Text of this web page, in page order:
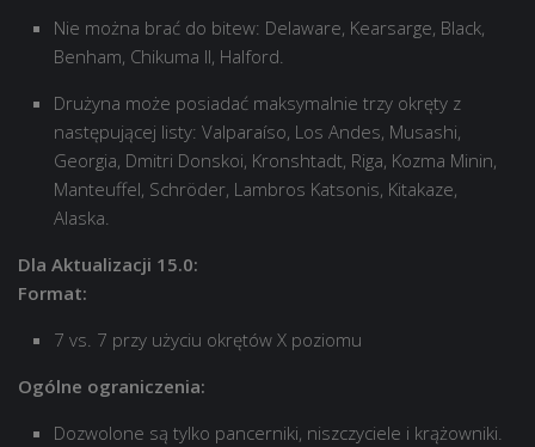
Nie można brać do bitew: Delaware, Kearsarge, Black,
Benham, Chikuma II, Halford.
Drużyna może posiadać maksymalnie trzy okręty z
następującej listy: Valparaíso, Los Andes, Musashi,
Georgia, Dmitri Donskoi, Kronshtadt, Riga, Kozma Minin,
Manteuffel, Schröder, Lambros Katsonis, Kitakaze,
Alaska.
Dla Aktualizacji 15.0:
Format:
7 vs. 7 przy użyciu okrętów X poziomu
Ogólne ograniczenia:
Dozwolone są tylko pancerniki, niszczyciele i krążowniki.